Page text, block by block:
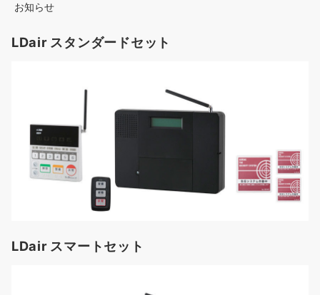
お知らせ
LDair スタンダードセット
LDair スマートセット